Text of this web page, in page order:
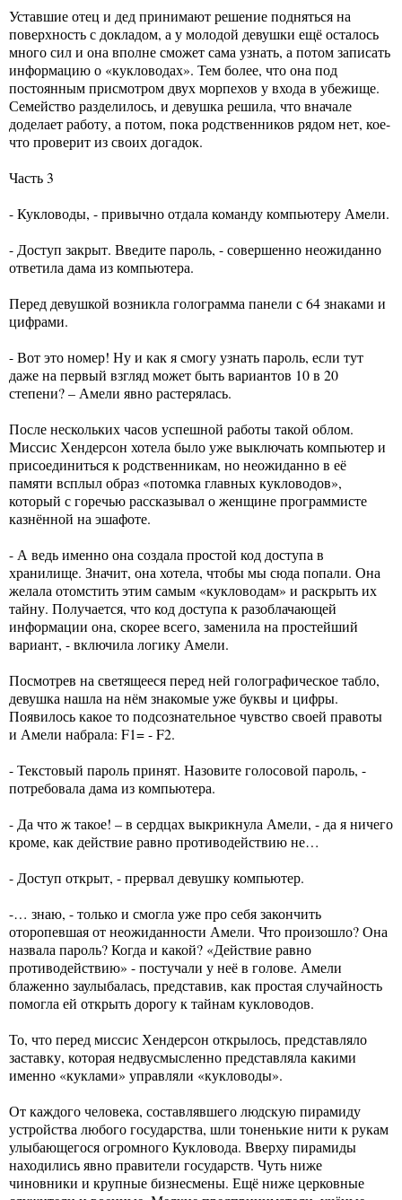
Уставшие отец и дед принимают решение подняться на
поверхность с докладом, а у молодой девушки ещё осталось
много сил и она вполне сможет сама узнать, а потом записать
информацию о «кукловодах». Тем более, что она под
постоянным присмотром двух морпехов у входа в убежище.
Семейство разделилось, и девушка решила, что вначале
доделает работу, а потом, пока родственников рядом нет, кое-
что проверит из своих догадок.
Часть 3
- Кукловоды, - привычно отдала команду компьютеру Амели.
- Доступ закрыт. Введите пароль, - совершенно неожиданно
ответила дама из компьютера.
Перед девушкой возникла голограмма панели с 64 знаками и
цифрами.
- Вот это номер! Ну и как я смогу узнать пароль, если тут
даже на первый взгляд может быть вариантов 10 в 20
степени? – Амели явно растерялась.
После нескольких часов успешной работы такой облом.
Миссис Хендерсон хотела было уже выключать компьютер и
присоединиться к родственникам, но неожиданно в её
памяти всплыл образ «потомка главных кукловодов»,
который с горечью рассказывал о женщине программисте
казнённой на эшафоте.
- А ведь именно она создала простой код доступа в
хранилище. Значит, она хотела, чтобы мы сюда попали. Она
желала отомстить этим самым «кукловодам» и раскрыть их
тайну. Получается, что код доступа к разоблачающей
информации она, скорее всего, заменила на простейший
вариант, - включила логику Амели.
Посмотрев на светящееся перед ней голографическое табло,
девушка нашла на нём знакомые уже буквы и цифры.
Появилось какое то подсознательное чувство своей правоты
и Амели набрала: F1= - F2.
- Текстовый пароль принят. Назовите голосовой пароль, -
потребовала дама из компьютера.
- Да что ж такое! – в сердцах выкрикнула Амели, - да я ничего
кроме, как действие равно противодействию не…
- Доступ открыт, - прервал девушку компьютер.
-… знаю, - только и смогла уже про себя закончить
оторопевшая от неожиданности Амели. Что произошло? Она
назвала пароль? Когда и какой? «Действие равно
противодействию» - постучали у неё в голове. Амели
блаженно заулыбалась, представив, как простая случайность
помогла ей открыть дорогу к тайнам кукловодов.
То, что перед миссис Хендерсон открылось, представляло
заставку, которая недвусмысленно представляла какими
именно «куклами» управляли «кукловоды».
От каждого человека, составлявшего людскую пирамиду
устройства любого государства, шли тоненькие нити к рукам
улыбающегося огромного Кукловода. Вверху пирамиды
находились явно правители государств. Чуть ниже
чиновники и крупные бизнесмены. Ещё ниже церковные